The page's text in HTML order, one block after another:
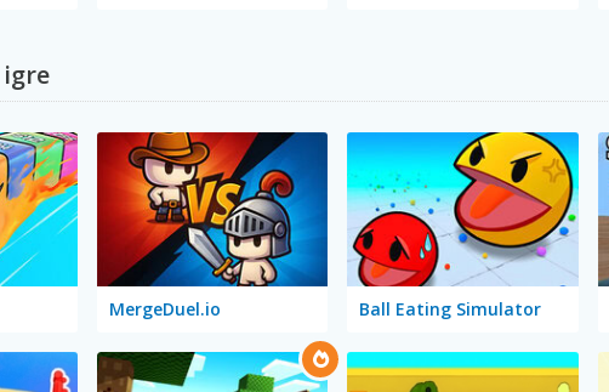
MergeDuel.io Ball Eating Simulator